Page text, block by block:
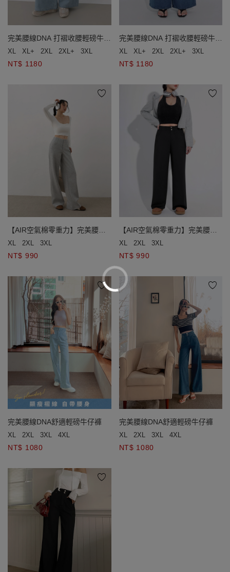
完美腰線DNA 打褶收腰輕磅牛仔
褲
XL XL+ 2XL 2XL+ 3XL
NT$ 1180
完美腰線DNA 打褶收腰輕磅牛仔
褲
XL XL+ 2XL 2XL+ 3XL
NT$ 1180
【AIR空氣棉零重力】完美腰線
DNA雙扣直筒寬褲
XL 2XL 3XL
NT$ 990
【AIR空氣棉零重力】完美腰線
DNA雙扣直筒寬褲
XL 2XL 3XL
NT$ 990
完美腰線DNA舒適輕磅牛仔褲
XL 2XL 3XL 4XL
NT$ 1080
完美腰線DNA舒適輕磅牛仔褲
XL 2XL 3XL 4XL
NT$ 1080